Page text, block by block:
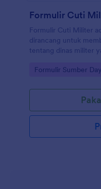
Formulir Cuti
Formulir Cuti Militer
dirancang untuk
tentang dinas militer
Go to Category:
Formulir Sumber